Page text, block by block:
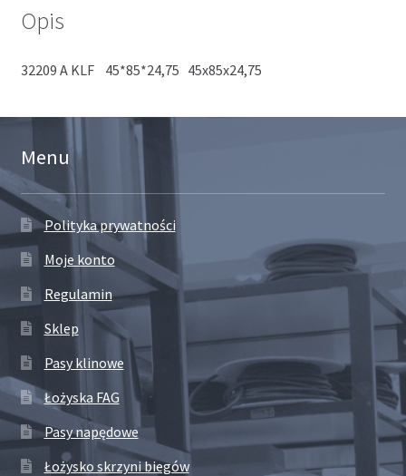
Opis
32209 A KLF 45*85*24,75 45x85x24,75
Menu
Polityka prywatności
Moje konto
Regulamin
Sklep
Pasy klinowe
Łożyska FAG
Pasy napędowe
Łożysko skrzyni biegów